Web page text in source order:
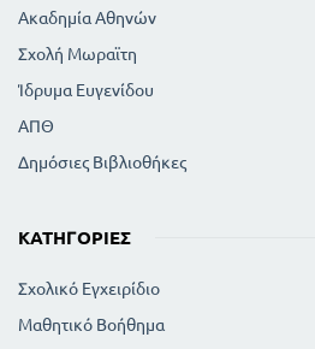
Ακαδημία Αθηνών
Σχολή Μωραϊτη
Ίδρυμα Ευγενίδου
ΑΠΘ
Δημόσιες Βιβλιοθήκες
ΚΑΤΗΓΟΡΊΕΣ
Σχολικό Εγχειρίδιο
Μαθητικό Βοήθημα